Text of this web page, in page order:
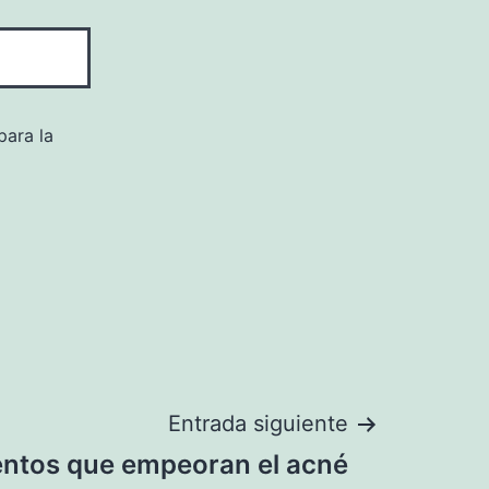
la
Entrada siguiente
que empeoran el acné